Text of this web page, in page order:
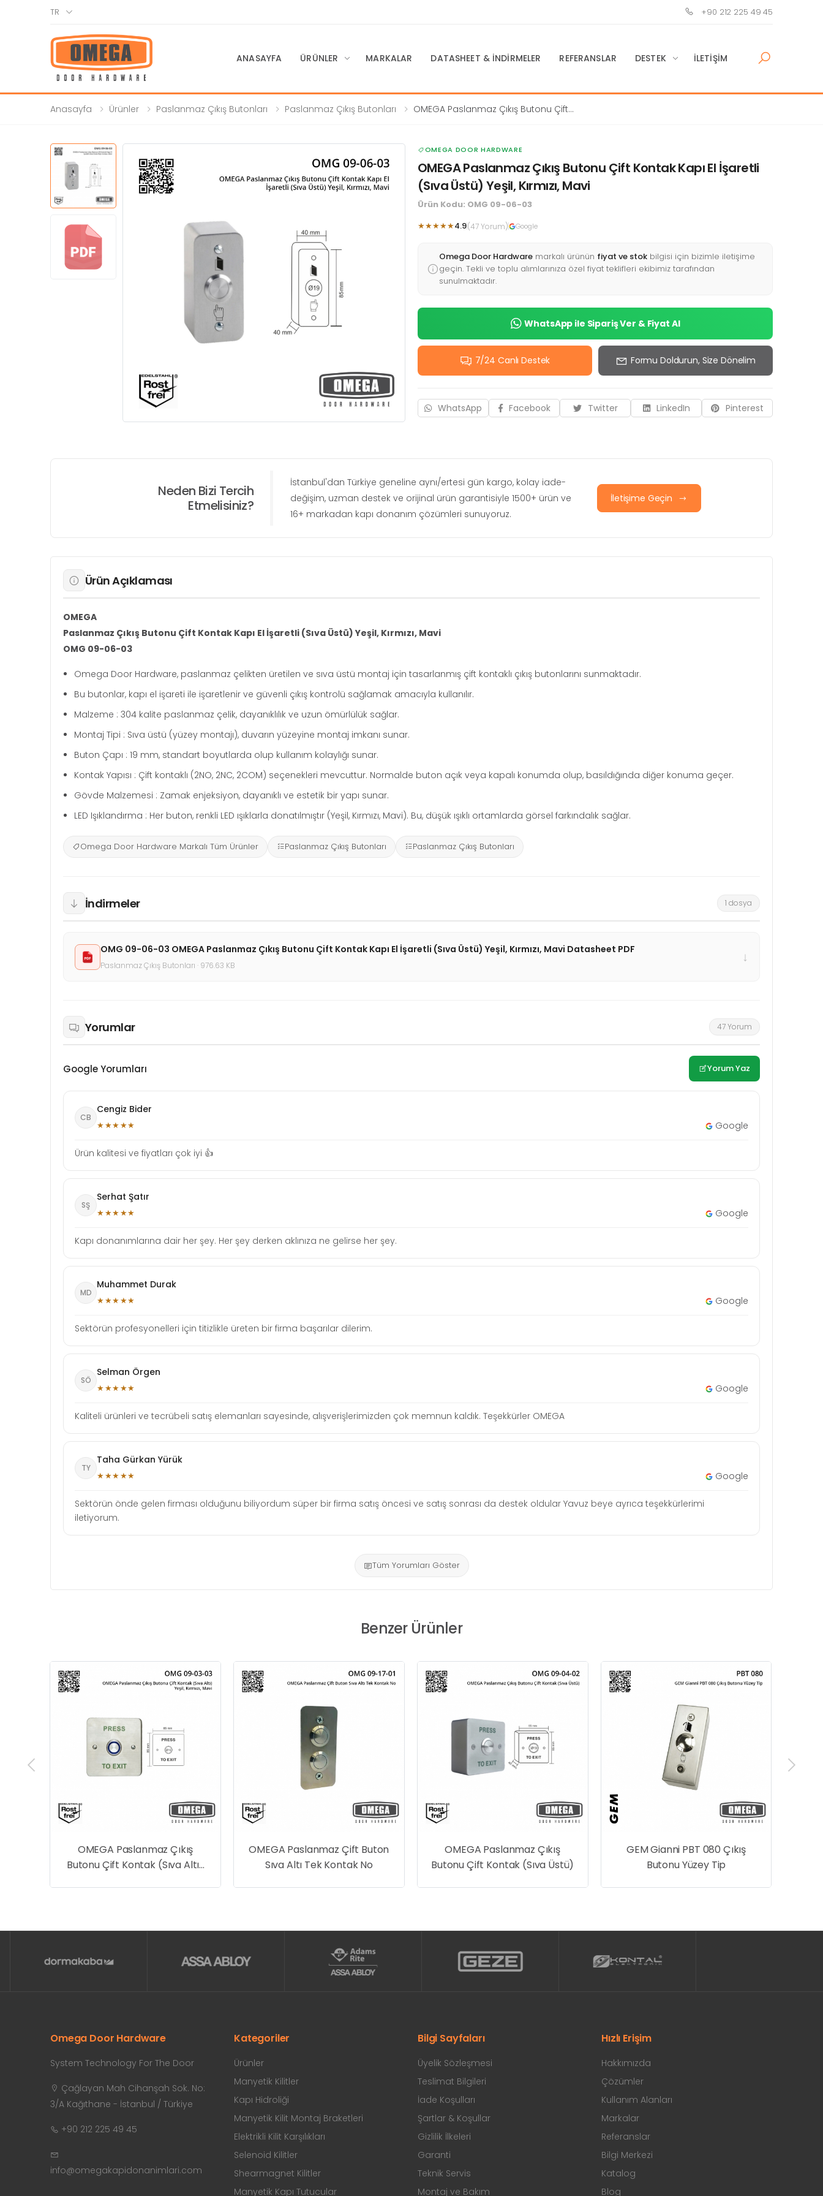
TR +90 212 225 49 45
ANASAYFA ÜRÜNLER MARKALAR DATASHEET & İNDIRMELER REFERANSLAR DESTEK İLETIŞIM
Anasayfa Ürünler Paslanmaz Çıkış Butonları Paslanmaz Çıkış Butonları
OMEGA Paslanmaz Çıkış Butonu Çift
OMEGA DOOR HARDWARE
OMEGA Paslanmaz Çıkış Butonu Çift Kontak Kapı El İşaretli
(Sıva Üstü) Yeşil, Kırmızı, Mavi
Ürün Kodu: OMG 09-06-03
★★★★★4.9(47 Yorum) Google
Omega Door Hardware markalı ürünün fiyat ve stok bilgisi için bizimle iletişime
geçin. Tekli ve toplu alımlarınıza özel fiyat teklifleri ekibimiz tarafından
sunulmaktadır.
WhatsApp ile Sipariş Ver & Fiyat Al
7/24 Canlı Destek Formu Doldurun, Size Dönelim
WhatsApp Facebook Twitter LinkedIn Pinterest
Neden Bizi Tercih
Etmelisiniz?
İstanbul'dan Türkiye geneline aynı/ertesi gün kargo, kolay iade-
değişim, uzman destek ve orijinal ürün garantisiyle 1500+ ürün ve
16+ markadan kapı donanım çözümleri sunuyoruz.
İletişime Geçin
Ürün Açıklaması
OMEGA
Paslanmaz Çıkış Butonu Çift Kontak Kapı El İşaretli (Sıva Üstü) Yeşil, Kırmızı, Mavi
OMG 09-06-03
Omega Door Hardware, paslanmaz çelikten üretilen ve sıva üstü montaj için tasarlanmış çift kontaklı çıkış butonlarını sunmaktadır.
Bu butonlar, kapı el işareti ile işaretlenir ve güvenli çıkış kontrolü sağlamak amacıyla kullanılır.
Malzeme : 304 kalite paslanmaz çelik, dayanıklılık ve uzun ömürlülük sağlar.
Montaj Tipi : Sıva üstü (yüzey montajı), duvarın yüzeyine montaj imkanı sunar.
Buton Çapı : 19 mm, standart boyutlarda olup kullanım kolaylığı sunar.
Kontak Yapısı : Çift kontaklı (2NO, 2NC, 2COM) seçenekleri mevcuttur. Normalde buton açık veya kapalı konumda olup, basıldığında diğer konuma geçer.
Gövde Malzemesi : Zamak enjeksiyon, dayanıklı ve estetik bir yapı sunar.
LED Işıklandırma : Her buton, renkli LED ışıklarla donatılmıştır (Yeşil, Kırmızı, Mavi). Bu, düşük ışıklı ortamlarda görsel farkındalık sağlar.
Omega Door Hardware Markalı Tüm Ürünler Paslanmaz Çıkış Butonları Paslanmaz Çıkış Butonları
İndirmeler 1 dosya
OMG 09-06-03 OMEGA Paslanmaz Çıkış Butonu Çift Kontak Kapı El İşaretli (Sıva Üstü) Yeşil, Kırmızı, Mavi Datasheet PDF
Paslanmaz Çıkış Butonları · 976.63 KB
↓
Yorumlar 47 Yorum
Google Yorumları Yorum Yaz
CB
Cengiz Bider
★★★★★ Google
Ürün kalitesi ve fiyatları çok iyi 👍
SŞ
Serhat Şatır
★★★★★ Google
Kapı donanımlarına dair her şey. Her şey derken aklınıza ne gelirse her şey.
MD
Muhammet Durak
★★★★★ Google
Sektörün profesyonelleri için titizlikle üreten bir firma başarılar dilerim.
SÖ
Selman Örgen
★★★★★ Google
Kaliteli ürünleri ve tecrübeli satış elemanları sayesinde, alışverişlerimizden çok memnun kaldık. Teşekkürler OMEGA
TY
Taha Gürkan Yürük
★★★★★ Google
Sektörün önde gelen firması olduğunu biliyordum süper bir firma satış öncesi ve satış sonrası da destek oldular Yavuz beye ayrıca teşekkürlerimi
iletiyorum.
Tüm Yorumları Göster
Benzer Ürünler
Paslanmaz Çıkış
Çift Kontak (Sıva Altı)
OMEGA Paslanmaz Çift Buton
Sıva Altı Tek Kontak No
OMEGA Paslanmaz Çıkış
Butonu Çift Kontak (Sıva Üstü)
GEM Gianni PBT 080 Çıkış
Butonu Yüzey Tip
OMEGA Buton
Omega Door Hardware
System Technology For The Door
Çağlayan Mah Cihanşah Sok. No:
3/A Kağıthane - İstanbul / Türkiye
+90 212 225 49 45
info@omegakapidonanimlari.com
Kategoriler
Ürünler
Manyetik Kilitler
Kapı Hidroliği
Manyetik Kilit Montaj Braketleri
Elektrikli Kilit Karşılıkları
Selenoid Kilitler
Shearmagnet Kilitler
Manyetik Kapı Tutucular
Bilgi Sayfaları
Üyelik Sözleşmesi
Teslimat Bilgileri
İade Koşulları
Şartlar & Koşullar
Gizlilik İlkeleri
Garanti
Teknik Servis
Montaj ve Bakım
Hızlı Erişim
Hakkımızda
Çözümler
Kullanım Alanları
Markalar
Referanslar
Bilgi Merkezi
Katalog
Blog